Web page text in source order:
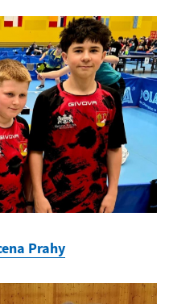
Prahy